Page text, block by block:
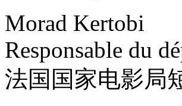
Morad Kertobi
Responsable du
法国国家电影局